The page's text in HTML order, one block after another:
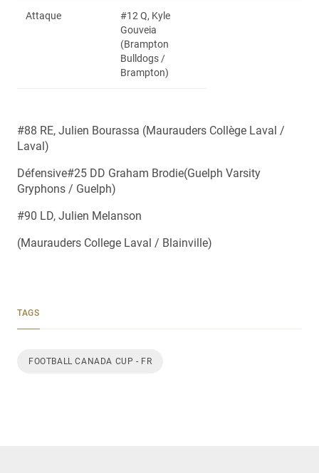
Attaque
#12 Q, Kyle
Gouveia
(Brampton
Bulldogs /
Brampton)
#88 RE, Julien Bourassa (Maurauders Collège Laval /
Laval)
Défensive#25 DD Graham Brodie(Guelph Varsity
Gryphons / Guelph)
#90 LD, Julien Melanson
(Maurauders College Laval / Blainville)
TAGS
FOOTBALL CANADA CUP - FR